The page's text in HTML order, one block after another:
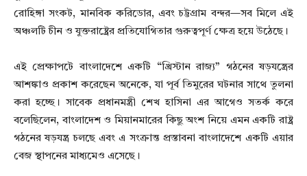
রোহিঙ্গা সংকট, মানবিক করিডোর, এবং চট্টগ্রাম বন্দর—সব মিলে এই
অঞ্চলটি চীন ও যুক্তরাষ্ট্রের প্রতিযোগিতার গুরুত্বপূর্ণ ক্ষেত্র হয়ে উঠেছে।
এই প্রেক্ষাপটে বাংলাদেশে একটি “খ্রিস্টান রাজ্য” গঠনের ষড়যন্ত্রের
আশঙ্কাও প্রকাশ করেছেন অনেকে, যা পূর্ব তিমুরের ঘটনার সাথে তুলনা
করা হচ্ছে। সাবেক প্রধানমন্ত্রী শেখ হাসিনা এর আগেও সতর্ক করে
বলেছিলেন, বাংলাদেশ ও মিয়ানমারের কিছু অংশ নিয়ে এমন একটি রাষ্ট্র
গঠনের ষড়যন্ত্র চলছে এবং এ সংক্রান্ত প্রস্তাবনা বাংলাদেশে একটি এয়ার
বেজ স্থাপনের মাধ্যমেও এসেছে।